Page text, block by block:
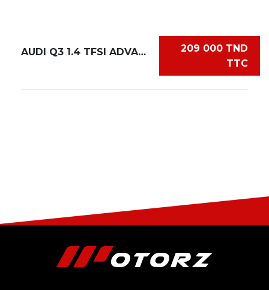
209 000 TND
TTC
AUDI Q3 1.4 TFSI ADVANCED